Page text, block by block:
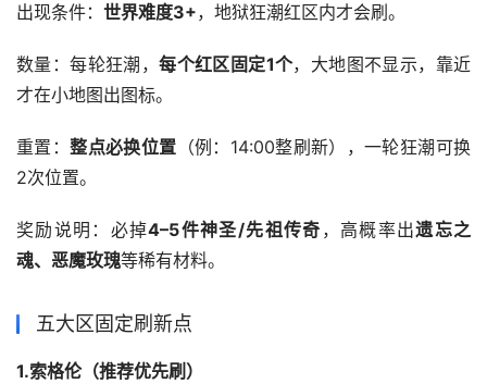
出现条件： 世界难度3+，地狱狂潮红区内才会刷。
数量：每轮狂潮，每个红区固定1个，大地图不显示，靠近
才在小地图出图标。
重置：整点必换位置 （例：14:00整刷新），一轮狂潮可换
2次位置。
奖励说明：必掉4–5件神圣/先祖传奇 ，高概率出遗忘之
魂、恶魔玫瑰等稀有材料。
五大区固定刷新点
1.索格伦（推荐优先刷）